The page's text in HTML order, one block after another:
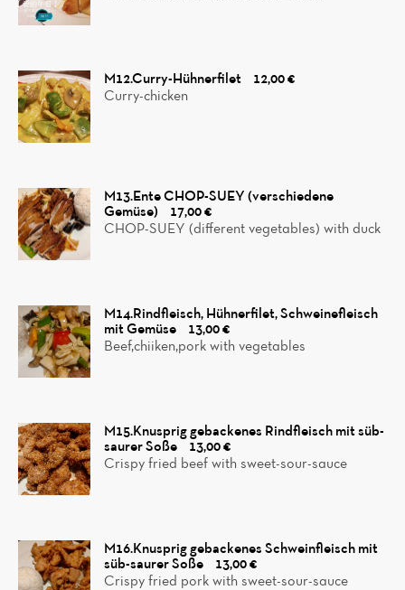
M12.Curry-Hühnerfilet
12,00 €
Curry-chicken
M13.Ente CHOP-SUEY (verschiedene
Gemüse)
17,00 €
CHOP-SUEY (different vegetables) with duck
M14.Rindfleisch, Hühnerfilet, Schweinefleisch
mit Gemüse
13,00 €
Beef,chiiken,pork with vegetables
M15.Knusprig gebackenes Rindfleisch mit süb-
saurer Soße
13,00 €
Crispy fried beef with sweet-sour-sauce
M16.Knusprig gebackenes Schweinfleisch mit
süb-saurer Soße
13,00 €
Crispy fried pork with sweet-sour-sauce